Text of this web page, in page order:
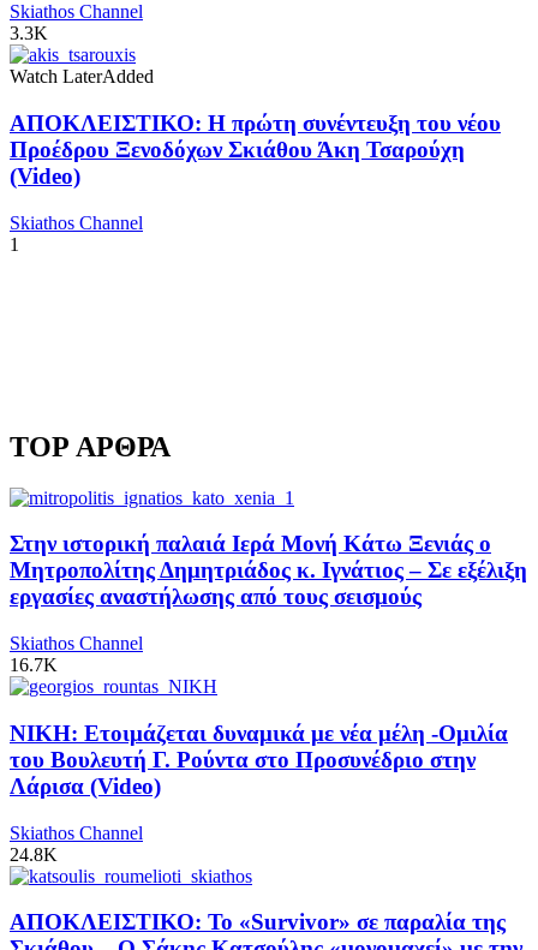
Skiathos Channel
3.3K
Watch LaterAdded
ΑΠΟΚΛΕΙΣΤΙΚΟ: Η πρώτη συνέντευξη του νέου
Προέδρου Ξενοδόχων Σκιάθου Άκη Τσαρούχη
(Video)
Skiathos Channel
1
TOP ΑΡΘΡΑ
Στην ιστορική παλαιά Ιερά Μονή Κάτω Ξενιάς ο
Μητροπολίτης Δημητριάδος κ. Ιγνάτιος – Σε εξέλιξη
εργασίες αναστήλωσης από τους σεισμούς
Skiathos Channel
16.7K
ΝΙΚΗ: Ετοιμάζεται δυναμικά με νέα μέλη -Ομιλία
του Βουλευτή Γ. Ρούντα στο Προσυνέδριο στην
Λάρισα (Video)
Skiathos Channel
24.8K
ΑΠΟΚΛΕΙΣΤΙΚΟ: Το «Survivor» σε παραλία της